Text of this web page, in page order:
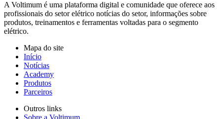
A Voltimum é uma plataforma digital e comunidade que oferece aos
profissionais do setor elétrico notícias do setor, informações sobre
produtos, treinamentos e ferramentas voltadas para o segmento
elétrico.
Mapa do site
Início
Notícias
Academy
Produtos
Parceiros
Outros links